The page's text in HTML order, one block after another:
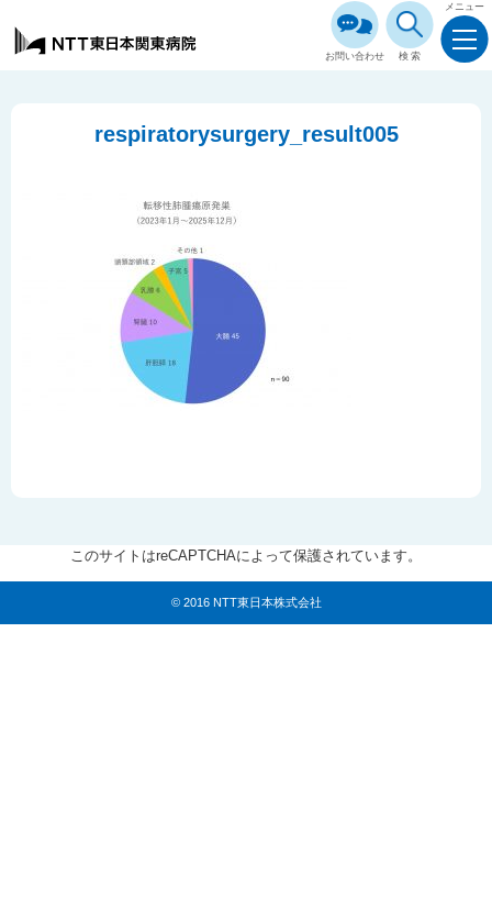
お問い合わせ 検索
メニュー
respiratorysurgery_result005
このサイトはreCAPTCHAによって保護されています。
© 2016 NTT東日本株式会社